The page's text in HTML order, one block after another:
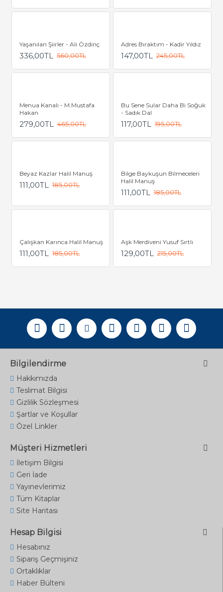
Yaşanılan Şiirler - Ali Özdinç
336,00TL 560,00TL
Adres Bıraktım - Kadir Yıldız
147,00TL 245,00TL
Menua Kanalı - M.Mustafa
Hakan
279,00TL 465,00TL
Bu Sene Sular Daha Bi Soğuk
- Sadık Dal
117,00TL 195,00TL
Beyaz Kazlar Halil Manuş
111,00TL 185,00TL
Bilge Baykuşun Bilmeceleri
Halil Manuş
111,00TL 185,00TL
Çalışkan Karınca Halil Manuş
111,00TL 185,00TL
Aşk Merdiveni Yusuf Sırtlı
129,00TL 215,00TL
Bilgilendirme
Hakkımızda
Teslimat Bilgisi
Gizlilik Sözleşmesi
Şartlar ve Koşullar
Özel Linkler
Müşteri Hizmetleri
İletişim Bilgisi
Geri İade
Yayınevlerimiz
Tüm Kitaplar
Site Haritası
Hesap Bilgisi
Hesabınız
Sipariş Geçmişiniz
Ortaklıklar
Haber Bülteni